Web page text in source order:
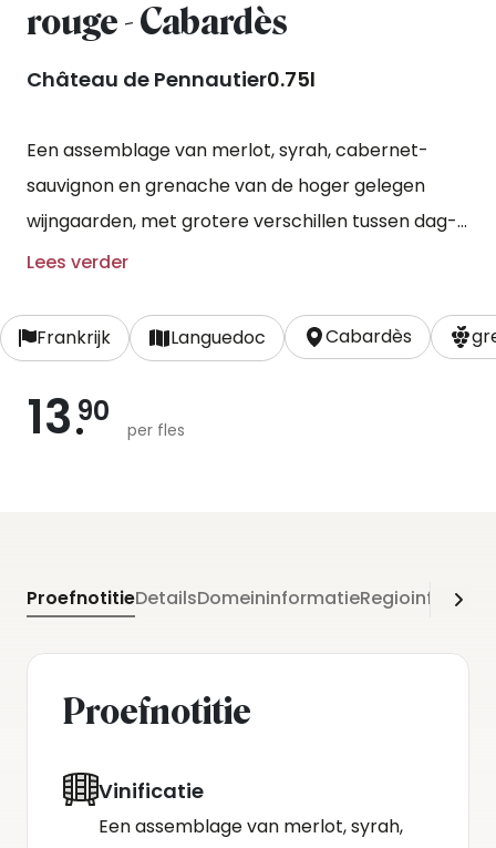
rouge - Cabardès
Château de Pennautier0.75l
Een assemblage van merlot, syrah, cabernet-
sauvignon en grenache van de hoger gelegen
wijngaarden, met grotere verschillen tussen dag-
en nachttemperatuur. De druiven kunnen hierdoor
rijpt op eikenhouten vaten, een ander deel op
inoxtanks.
Lees verder
Frankrijk Languedoc Cabardès
13 90
per fles
ProefnotitieDetailsDomeininformatie
Proefnotitie
Vinificatie
Een assemblage van merlot, syrah,